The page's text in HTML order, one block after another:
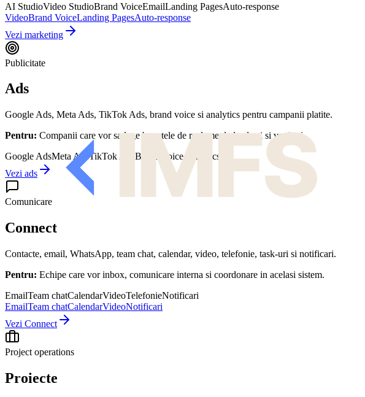
AI StudioVideo StudioBrand VoiceEmailLanding PagesAuto-response
VideoBrand VoiceLanding PagesAuto-response
Vezi marketing
Publicitate
Ads
Google Ads, Meta Ads, TikTok Ads, brand voice si analytics pentru campanii platite.
Pentru: Companii care vor sa lege bugetele de reclame de lead-uri si venituri.
Google AdsMeta Ads TikTok Ads Brand VoiceAnalytics
Vezi ads
Comunicare
Connect
Contacte, email, WhatsApp, team chat, calendar, video, telefonie, task-uri si notificari.
Pentru: Echipe care vor inbox, comunicare interna si coordonare in acelasi sistem.
EmailTeam chatCalendarVideoTelefonieNotificari
EmailTeam chatCalendarVideoNotificari
Vezi Connect
Project operations
Proiecte